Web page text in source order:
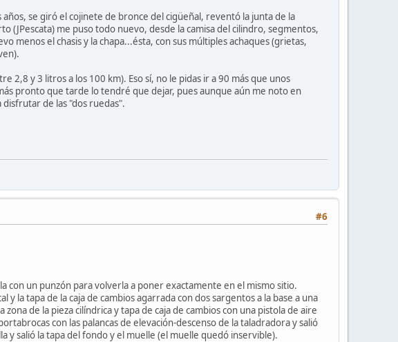
se giró el cojinete de bronce del cigüeñal, reventó la junta de la
me puso todo nuevo, desde la camisa del cilindro, segmentos,
menos el chasis y la chapa...ésta, con sus múltiples achaques (grietas,
2,8 y 3 litros a los 100 km). Eso sí, no le pidas ir a 90 más que unos
pronto que tarde lo tendré que dejar, pues aunque aún me noto en
de las "dos ruedas".
#6
con un punzón para volverla a poner exactamente en el mismo sitio.
la tapa de la caja de cambios agarrada con dos sargentos a la base a una
de la pieza cilíndrica y tapa de caja de cambios con una pistola de aire
con las palancas de elevación-descenso de la taladradora y salió
y salió la tapa del fondo y el muelle (el muelle quedó inservible).